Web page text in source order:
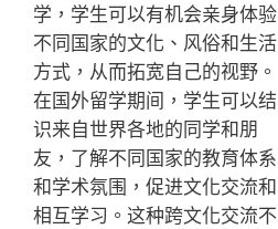
学，学生可以有机会亲身体验
不同国家的文化、风俗和生活
方式，从而拓宽自己的视野。
在国外留学期间，学生可以结
识来自世界各地的同学和朋
友，了解不同国家的教育体系
和学术氛围，促进文化交流和
相互学习。这种跨文化交流不